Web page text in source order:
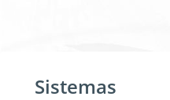
Sistemas